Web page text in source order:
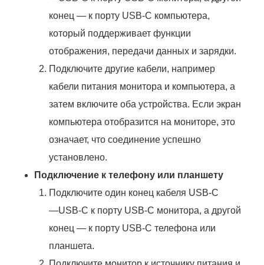
конец — к порту USB-C компьютера,
который поддерживает функции
отображения, передачи данных и зарядки.
Подключите другие кабели, например
кабели питания монитора и компьютера, а
затем включите оба устройства. Если экран
компьютера отобразится на мониторе, это
означает, что соединение успешно
установлено.
Подключение к телефону или планшету
Подключите один конец кабеля USB-C
—USB-C к порту USB-C монитора, а другой
конец — к порту USB-C телефона или
планшета.